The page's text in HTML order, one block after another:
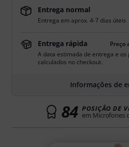
Entrega normal
Entrega em aprox. 4-7 dias úteis
Entrega rápida
Preço
A data estimada de entrega e os
calculados no checkout.
Informações de
84 POSIÇÃO DE
em Microfones